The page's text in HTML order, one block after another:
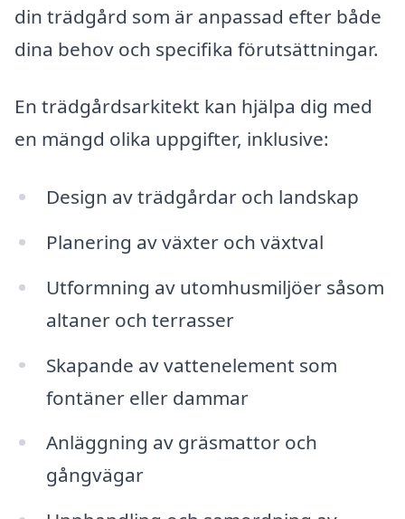
din trädgård som är anpassad efter både
dina behov och specifika förutsättningar.
En trädgårdsarkitekt kan hjälpa dig med
en mängd olika uppgifter, inklusive:
Design av trädgårdar och landskap
Planering av växter och växtval
Utformning av utomhusmiljöer såsom
altaner och terrasser
Skapande av vattenelement som
fontäner eller dammar
Anläggning av gräsmattor och
gångvägar